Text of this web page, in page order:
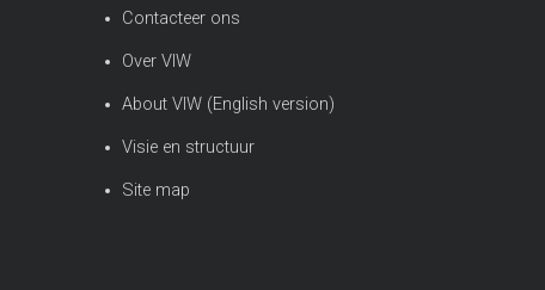
Contacteer ons
Over VIW
About VIW (English version)
Visie en structuur
Site map